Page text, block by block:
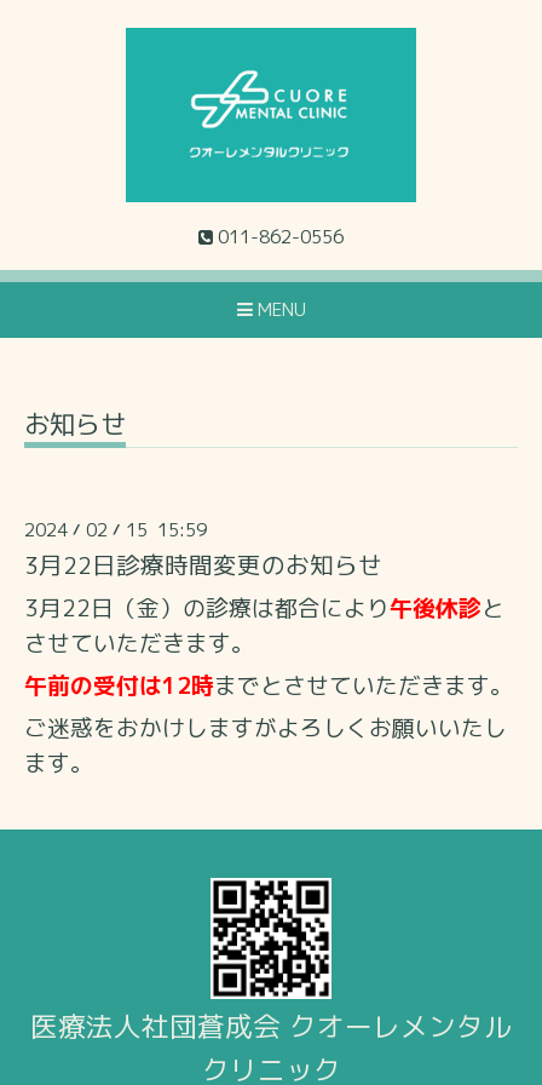
011-862-0556
MENU
お知らせ
2024 / 02 / 15 15:59
3月22日診療時間変更のお知らせ
3月22日（金）の診療は都合により午後休診と
させていただきます。
午前の受付は12時までとさせていただきます。
ご迷惑をおかけしますがよろしくお願いいたし
ます。
医療法人社団蒼成会 クオーレメンタル
クリニック